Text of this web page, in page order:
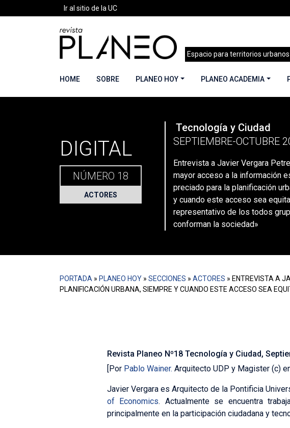
Ir al sitio de la UC
Espacio para territorios
HOME SOBRE PLANEO HOY PLANEO ACADEMIA
Secciones»Actores»Entrevista a
DIGITAL
NÚMERO 18
ACTORES
Tecnología y Ciudad
SEPTIEMBRE-OCTUBRE
Entrevista a Javier Vergara
mayor acceso a la información
preciado para la planificación
y cuando este acceso sea
representativo de los todos
conforman la sociedad»
PORTADA » PLANEO HOY » SECCIONES » ACTORES » ENTREVISTA A
PLANIFICACIÓN URBANA, SIEMPRE Y CUANDO ESTE ACCESO SEA
Revista Planeo Nº18 Tecnología y Ciudad,
[Por Pablo Wainer. Arquitecto UDP y Magister (c)
Javier Vergara es Arquitecto de la Pontificia
of Economics. Actualmente se encuentra
principalmente en la participación ciudadana y